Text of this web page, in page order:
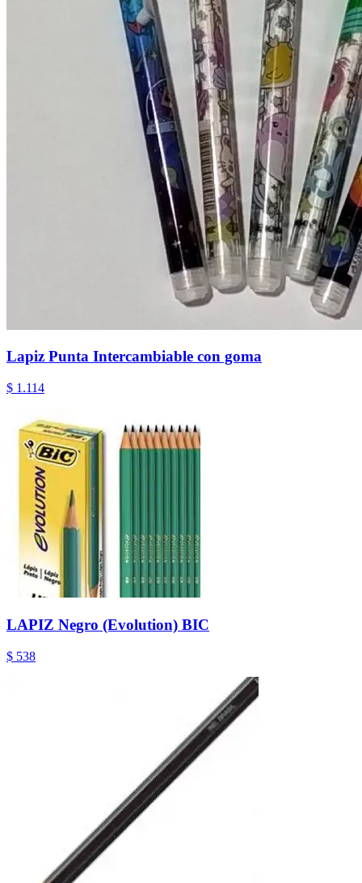
Lapiz Punta Intercambiable con goma
$ 1.114
LAPIZ Negro (Evolution) BIC
$ 538